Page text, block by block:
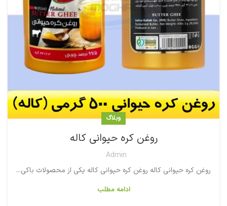
وبلاگ
روغن کره حیوانی کاله
Admin
روغن کره حیوانی کاله روغن کره حیوانی کاله یکی از محصولات باکی...
ادامه مطلب